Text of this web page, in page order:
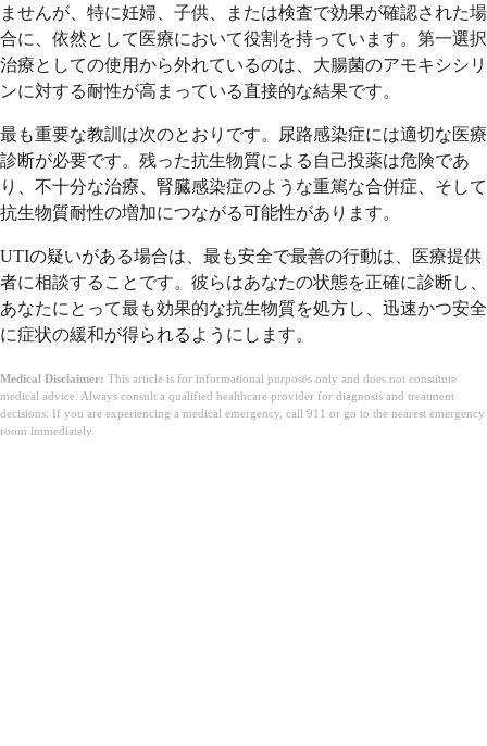
ませんが、特に妊婦、子供、または検査で効果が確認された場
合に、依然として医療において役割を持っています。第一選択
治療としての使用から外れているのは、大腸菌のアモキシシリ
ンに対する耐性が高まっている直接的な結果です。
最も重要な教訓は次のとおりです。尿路感染症には適切な医療
診断が必要です。残った抗生物質による自己投薬は危険であ
り、不十分な治療、腎臓感染症のような重篤な合併症、そして
抗生物質耐性の増加につながる可能性があります。
UTIの疑いがある場合は、最も安全で最善の行動は、医療提供
者に相談することです。彼らはあなたの状態を正確に診断し、
あなたにとって最も効果的な抗生物質を処方し、迅速かつ安全
に症状の緩和が得られるようにします。
Medical Disclaimer: This article is for informational purposes only and does not constitute
medical advice. Always consult a qualified healthcare provider for diagnosis and treatment
decisions. If you are experiencing a medical emergency, call 911 or go to the nearest emergency
room immediately.